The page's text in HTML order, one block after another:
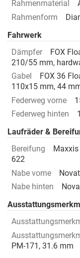
Rahmenmaterial
Rahmenform
Fahrwerk
Dämpfer
FOX
210/55 mm,
Gabel
FOX 36
110x15 mm, 44
Federweg vorne
Federweg hinten
Laufräder &
Bereifung
Maxxis
622
Nabe vorne
Nabe hinten
PM-171, 31.6 mm